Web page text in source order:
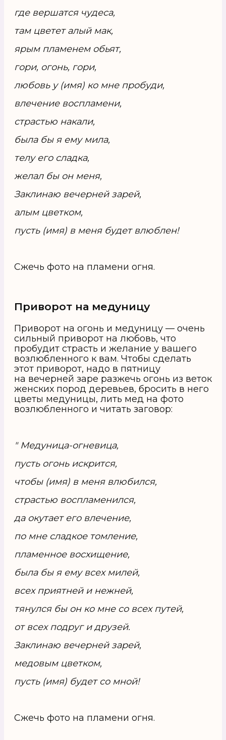
где вершатся чудеса,
там цветет алый мак,
ярым пламенем обьят,
гори, огонь, гори,
любовь у (имя) ко мне пробуди,
влечение воспламени,
страстью накали,
была бы я ему мила,
телу его сладка,
желал бы он меня,
Заклинаю вечерней зарей,
алым цветком,
пусть (имя) в меня будет влюблен!
Сжечь фото на пламени огня.
Приворот на медуницу
Приворот на огонь и медуницу — очень
сильный приворот на любовь, что
пробудит страсть и желание у вашего
возлюбленного к вам. Чтобы сделать
этот приворот, надо в пятницу
на вечерней заре разжечь огонь из веток
женских пород деревьев, бросить в него
цветы медуницы, лить мед на фото
возлюбленного и читать заговор:
" Медуница-огневица,
пусть огонь искрится,
чтобы (имя) в меня влюбился,
страстью воспламенился,
да окутает его влечение,
по мне сладкое томление,
пламенное восхищение,
была бы я ему всех милей,
всех приятней и нежней,
тянулся бы он ко мне со всех путей,
от всех подруг и друзей.
Заклинаю вечерней зарей,
медовым цветком,
пусть (имя) будет со мной!
Сжечь фото на пламени огня.